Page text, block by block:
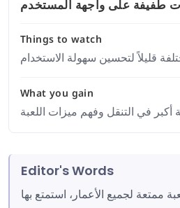
Things to watch
What you gain
Editor's Words